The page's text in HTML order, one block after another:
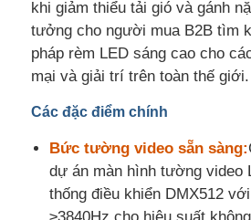
Yêu cầu báo giá
Màn hình lưới LED
Màn hình phim trong suốt LED
khi giảm thiểu tải gió và gánh
tưởng cho người mua B2B tìm
pháp rèm LED sáng cao cho
mại và giải trí trên toàn thế giới.
Các đặc điểm chính
Bức tường video sẵn sàng:
dự án màn hình tường video
thống điều khiển DMX512
≥3840Hz cho hiệu suất